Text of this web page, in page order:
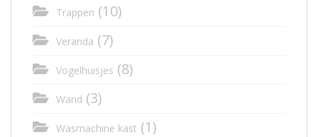
Trappen (10)
Veranda (7)
Vogelhuisjes (8)
Wand (3)
Wasmachine kast (1)